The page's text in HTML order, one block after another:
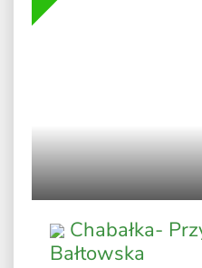
Chabałka-
Bałtowska